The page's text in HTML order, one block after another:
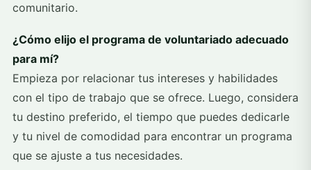
comunitario.
¿Cómo elijo el programa de voluntariado adecuado
para mí?
Empieza por relacionar tus intereses y habilidades
con el tipo de trabajo que se ofrece. Luego, considera
tu destino preferido, el tiempo que puedes dedicarle
y tu nivel de comodidad para encontrar un programa
que se ajuste a tus necesidades.